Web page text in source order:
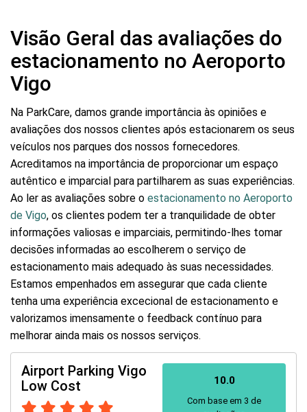
Visão Geral das avaliações do
estacionamento no Aeroporto
Vigo
Na ParkCare, damos grande importância às opiniões e
avaliações dos nossos clientes após estacionarem os seus
veículos nos parques dos nossos fornecedores.
Acreditamos na importância de proporcionar um espaço
autêntico e imparcial para partilharem as suas experiências.
Ao ler as avaliações sobre o estacionamento no Aeroporto
de Vigo, os clientes podem ter a tranquilidade de obter
informações valiosas e imparciais, permitindo-lhes tomar
decisões informadas ao escolherem o serviço de
estacionamento mais adequado às suas necessidades.
Estamos empenhados em assegurar que cada cliente
tenha uma experiência excecional de estacionamento e
valorizamos imensamente o feedback contínuo para
melhorar ainda mais os nossos serviços.
Airport Parking Vigo
Low Cost
10.0
Com base em 3 de